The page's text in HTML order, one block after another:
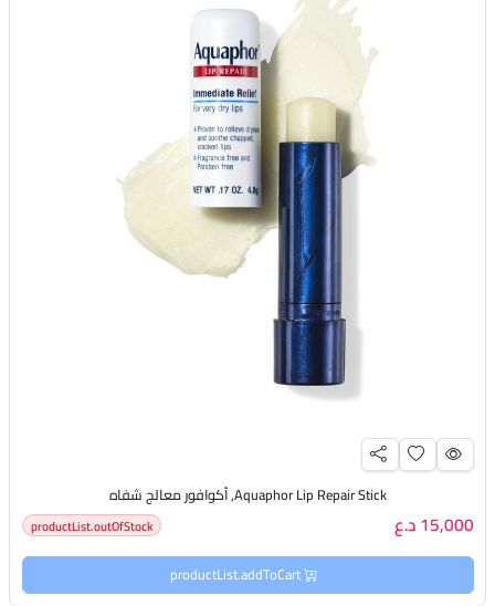
Aquaphor Lip Repair Stick, أكوافور معالج شفاه
15,000 د.ع productList.outOfStock
productList.addToCart